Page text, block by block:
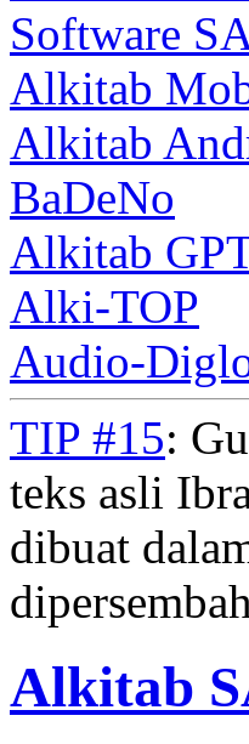
Software
Alkitab
Alkitab
BaDeNo
Alkitab
Alki-TOP
Audio-
TIP #15:
teks asli
dibuat
Alkitab